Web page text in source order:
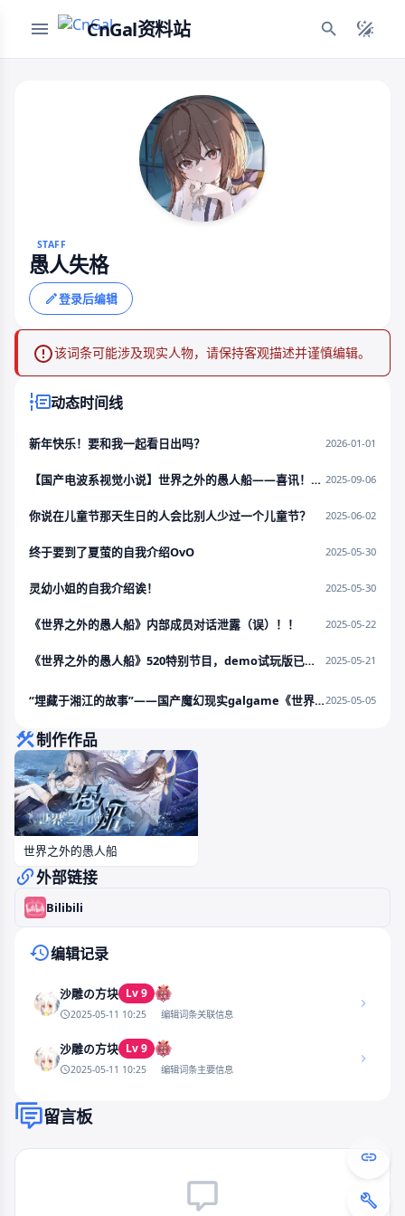
CnGal资料站
STAFF
愚人失格
登录后编辑
该词条可能涉及现实人物，请保持客观描述并谨慎编辑。
动态时间线
新年快乐！要和我一起看日出吗？ 2026-01-01
【国产电波系视觉小说】世界之外的愚人船——喜讯！Demo即将上架steam！！！ 2025-09-06
你说在儿童节那天生日的人会比别人少过一个儿童节？ 2025-06-02
终于要到了夏萤的自我介绍OvO 2025-05-30
灵幼小姐的自我介绍诶！ 2025-05-30
《世界之外的愚人船》内部成员对话泄露（误）！！ 2025-05-22
《世界之外的愚人船》520特别节目，demo试玩版已出！ 2025-05-21
“埋藏于湘江的故事”——国产魔幻现实galgame《世界之外的愚人船》首发PV！！2025-05-05
制作作品
世界之外的愚人船
留言板
外部链接
Bilibili
编辑记录
沙雕の方块 Lv 9
2025-05-11 10:25 编辑词条关联信息
沙雕の方块 Lv 9
2025-05-11 10:25 编辑词条主要信息